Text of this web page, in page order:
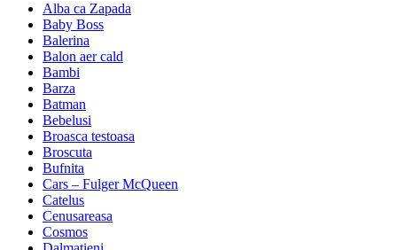
Alba ca Zapada
Baby Boss
Balerina
Balon aer cald
Bambi
Barza
Batman
Bebelusi
Broasca testoasa
Broscuta
Bufnita
Cars – Fulger McQueen
Catelus
Cenusareasa
Cosmos